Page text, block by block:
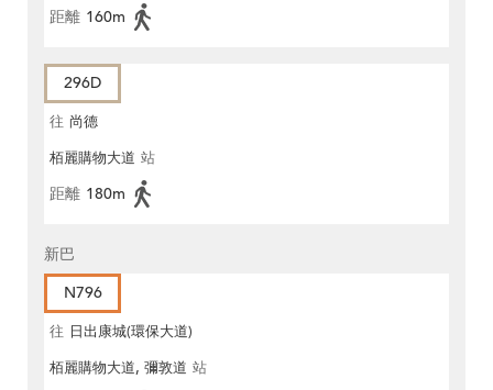
距離 160m
296D
往 尚德
栢麗購物大道 站
距離 180m
新巴
N796
往 日出康城(環保大道)
栢麗購物大道, 彌敦道 站